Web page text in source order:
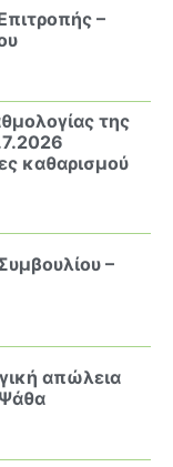
–
της
καθαρισμού
–
απώλεια